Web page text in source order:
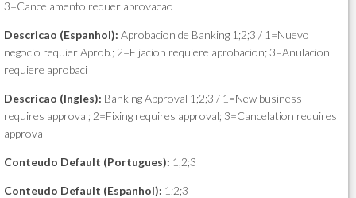
3=Cancelamento requer aprovacao
Descricao (Espanhol): Aprobacion de Banking 1;2;3 / 1=Nuevo
negocio requier Aprob.; 2=Fijacion requiere aprobacion; 3=Anulacion
requiere aprobaci
Descricao (Ingles): Banking Approval 1;2;3 / 1=New business
requires approval; 2=Fixing requires approval; 3=Cancelation requires
approval
Conteudo Default (Portugues): 1;2;3
Conteudo Default (Espanhol): 1;2;3